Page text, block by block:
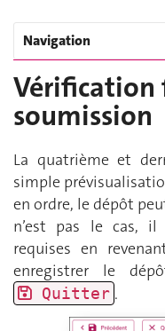
Navigation
Vérification
soumission
La quatrième et
simple
en ordre, le dépôt
n’est pas le cas,
requises en
enregistrer le
Quitter .